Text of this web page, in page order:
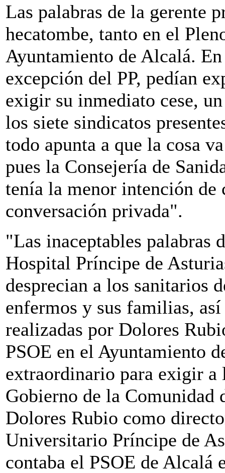
Las palabras de la gerente
hecatombe, tanto en el
Ayuntamiento de Alcalá.
excepción del PP, pedían
exigir su inmediato cese,
los siete sindicatos
todo apunta a que la cosa
pues la Consejería de
tenía la menor intención de
conversación privada".
"Las inaceptables palabras
Hospital Príncipe de
desprecian a los sanitarios
enfermos y sus familias,
realizadas por Dolores
PSOE en el Ayuntamiento
extraordinario para exigir a
Gobierno de la Comunidad
Dolores Rubio como
Universitario Príncipe de
contaba el PSOE de Alcalá